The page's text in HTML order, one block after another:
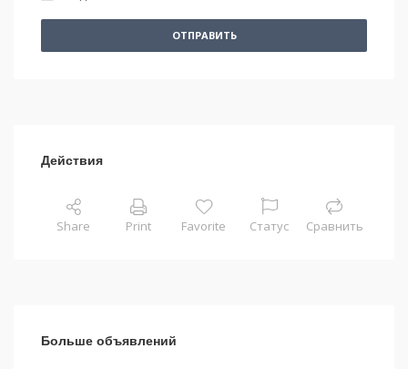
ОТПРАВИТЬ
Действия
Share Print Favorite Статус Сравнить
Больше объявлений